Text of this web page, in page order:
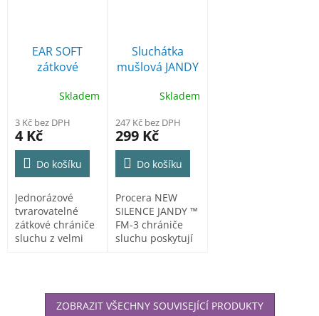
EAR SOFT
zátkové
SNR 36 dB
Skladem
3 Kč bez DPH
4 Kč
Do košíku
Jednorázové
tvrarovatelné
zátkové chrániče
sluchu z velmi
Sluchátka
mušlová JANDY
Skladem
247 Kč bez DPH
299 Kč
Do košíku
Procera NEW
SILENCE JANDY ™
FM-3 chrániče
sluchu poskytují
ZOBRAZIT VŠECHNY SOUVISEJÍCÍ PRODUKTY